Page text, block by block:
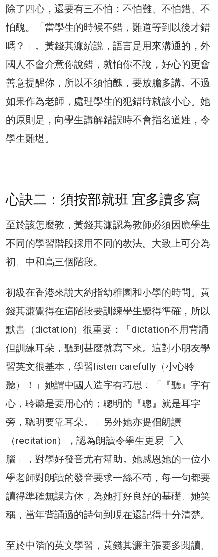
除了四心，還要有三不怕：不怕難、不怕錯、不
怕醜。「當學生的時候不錯，難道等到以後才錯
嗎？」。黃錢其濂續說，語言是用來溝通的，外
國人不會介意你說錯，就怕你不說，好心的更會
善意提醒你，所以不須怕醜，要放膽多講。不過
如果作為老師，處理學生的犯錯時就該小心。她
的原則是，向學生講解錯誤時不會指名道姓，令
學生難堪。
心訣二：須按部就班 宜多讀多寫
至於該怎麼教，黃錢其濂認為教師必須因應學生
不同的學習階段採用不同的教法。大致上可分為
初、中和高三個階段。
初級在香港來說大約指幼稚園和小學的時間。黃
錢其濂覺得在這階段要訓練學生聽得準確，所以
默書（dictation）很重要：「dictation不用背誦
但訓練耳朵，聽到甚麼就寫下來。這對小朋友學
習英文很基本，學習listen carefully（小心聆
聽）！」她謂中國人造字有巧思：「『聽』字有
心，聆聽是要用心的；聰明的『聰』就是耳字
旁，聰明要靠耳朵。」另外她亦提倡朗讀
（recitation），認為朗讀令學生更易「入
腦」，對學好發音尤有幫助。她感恩她的一位小
學老師對朗讀的發音要求一絲不苟，每一句都要
讀得準確無誤方休，為她打好良好的基礎。她笑
稱，當年背誦過的詩句到現在還記得十分清楚。
至於中階的英文學習，黃錢其濂主張要多閱讀、